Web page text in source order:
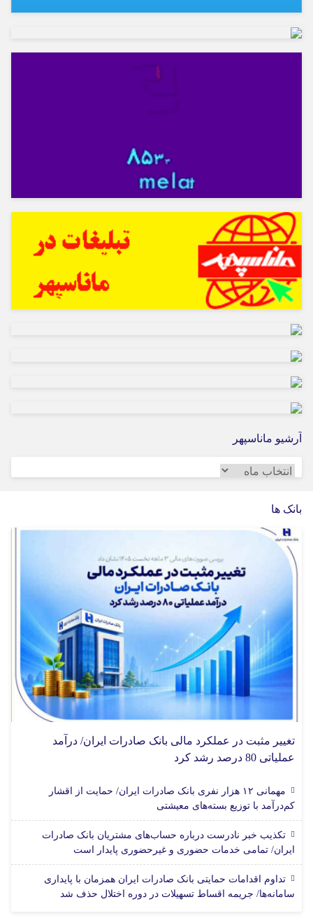
آرشیو ماناسپهر
آرشیو
ماناسپهر
بانک ها
تغییر مثبت در عملکرد مالی بانک صادرات ایران/ درآمد
عملیاتی 80 درصد رشد کرد
مهمانی ۱۲ هزار نفری بانک صادرات ایران/ حمایت از اقشار
کم‌درآمد با توزیع بسته‌های معیشتی
تکذیب خبر نادرست درباره حساب‌های مشتریان بانک صادرات
ایران/ تمامی خدمات حضوری و غیرحضوری پایدار است
تداوم اقدامات حمایتی بانک صادرات ایران همزمان با پایداری
سامانه‌ها/ جریمه اقساط تسهیلات در دوره اختلال حذف شد